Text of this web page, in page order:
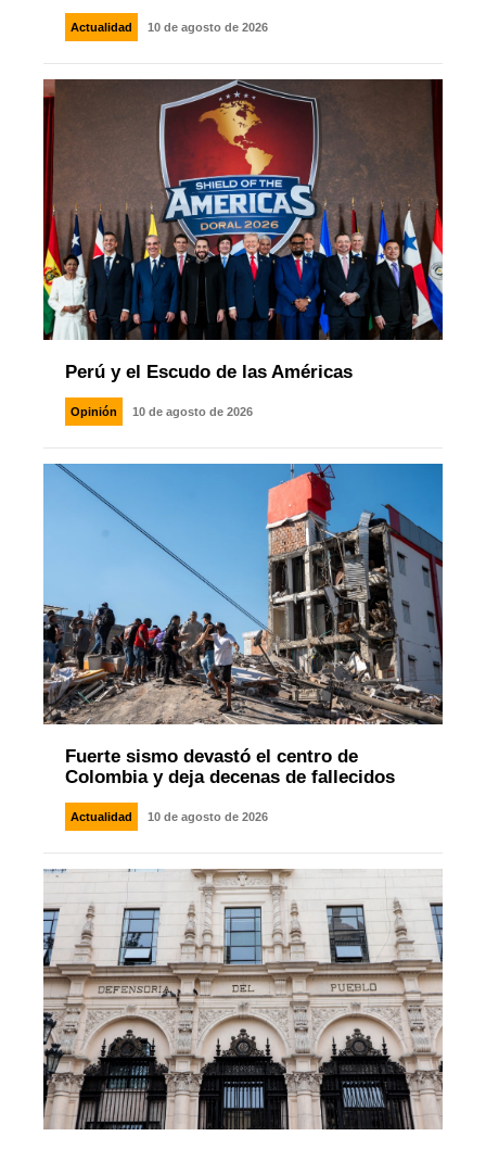
Actualidad 10 de agosto de 2026
Perú y el Escudo de las Américas
Opinión 10 de agosto de 2026
Fuerte sismo devastó el centro de
Colombia y deja decenas de fallecidos
Actualidad 10 de agosto de 2026